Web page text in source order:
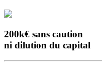
200k€ sans caution
ni dilution du capital